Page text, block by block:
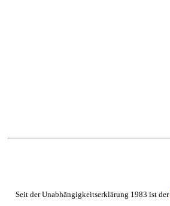
Seit der Unabhängigkeitserklärung 1983 ist der